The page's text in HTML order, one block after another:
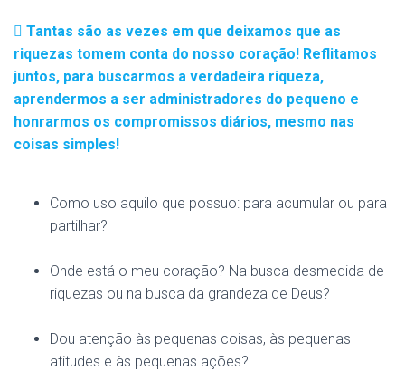
Tantas são as vezes em que deixamos que as
riquezas tomem conta do nosso coração! Reflitamos
juntos, para buscarmos a verdadeira riqueza,
aprendermos a ser administradores do pequeno e
honrarmos os compromissos diários, mesmo nas
coisas simples!
Como uso aquilo que possuo: para acumular ou para
partilhar?
Onde está o meu coração? Na busca desmedida de
riquezas ou na busca da grandeza de Deus?
Dou atenção às pequenas coisas, às pequenas
atitudes e às pequenas ações?